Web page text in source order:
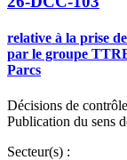
relative à la prise
par le groupe
Parcs
Décisions de
Publication du sens
Secteur(s) :